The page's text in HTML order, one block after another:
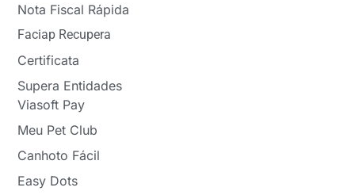
Nota Fiscal Rápida
Faciap Recupera
Certificata
Supera Entidades
Viasoft Pay
Meu Pet Club
Canhoto Fácil
Easy Dots